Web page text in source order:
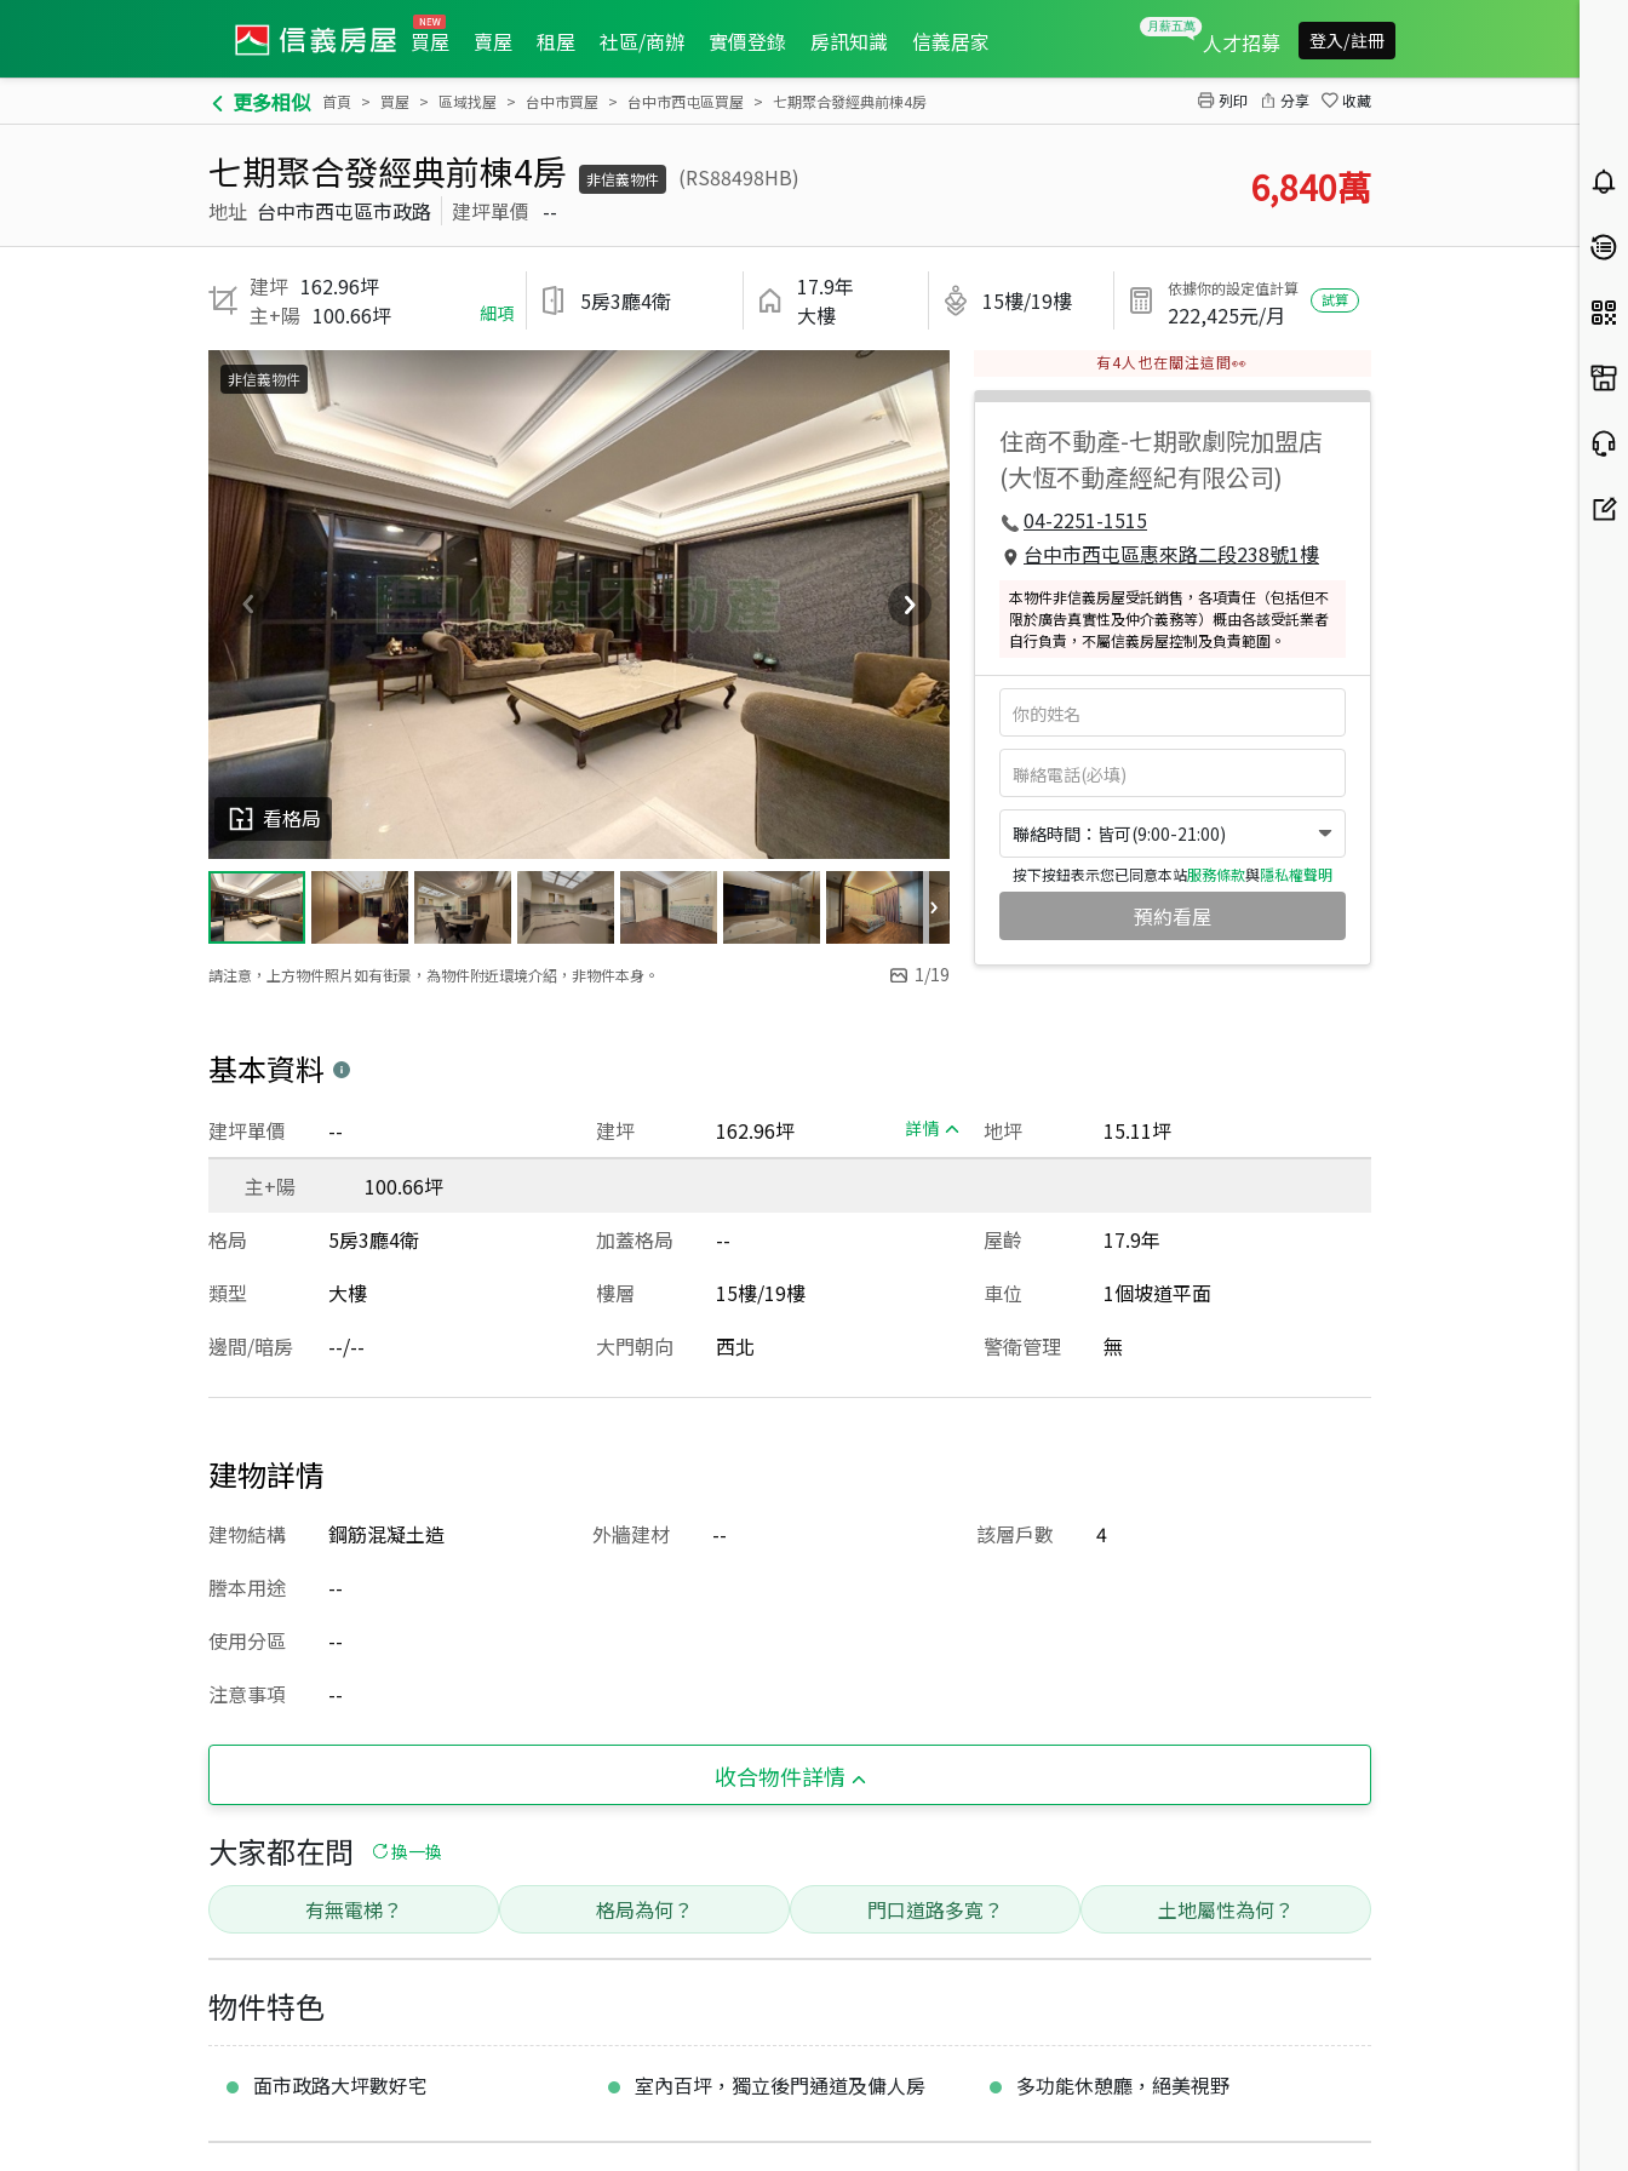
買屋 賣屋 租屋 社區/商辦 實價登錄 房訊知識 信義居家 人才招募 登入/註冊
更多相似 首頁 買屋 區域找屋 台中市買屋 台中市西屯區買屋 七期聚合發經典前棟4房 列印 分享 收藏
七期聚合發經典前棟4房 非信義物件
(RS88498HB)
地址 台中市西屯區市政路 建坪單價 -- 6,840萬
建坪 162.96坪
主+陽 100.66坪 細項 5房3廳4衛
17.9年
大樓
15樓/19樓 依據你的設定值計算
222,425元/月
試算
請注意，上方物件照片如有街景，為物件附近環境介紹，非物件本身。 1/19
看格局
非信義物件
有4人也在關注這間👀
住商不動產-七期歌劇院加盟店
(大恆不動產經紀有限公司)
04-2251-1515
台中市西屯區惠來路二段238號1樓
本物件非信義房屋受託銷售，各項責任（包括但不
限於廣告真實性及仲介義務等）概由各該受託業者
自行負責，不屬信義房屋控制及負責範圍。
聯絡時間：皆可(9:00-21:00)
按下按鈕表示您已同意本站服務條款與隱私權聲明
預約看屋
基本資料
建坪 162.96坪 詳情
建坪單價 -- 地坪
15.11坪
主+陽
100.66坪
格局
5房3廳4衛 加蓋格局 -- 屋齡
17.9年
類型
大樓 樓層 15樓/19樓 車位
1個坡道平面
邊間/暗房
--/-- 大門朝向 西北 警衛管理 無
建物詳情
建物結構 鋼筋混凝土造 外牆建材 -- 該層戶數
4
謄本用途
--
使用分區
--
注意事項
--
收合物件詳情
大家都在問 換一換
有無電梯？ 格局為何？ 門口道路多寬？ 土地屬性為何？
物件特色
面市政路大坪數好宅 室內百坪，獨立後門通道及傭人房 多功能休憩廳，絕美視野